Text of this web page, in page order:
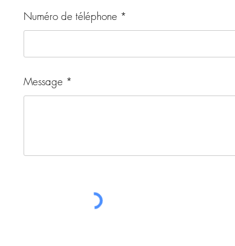
Numéro de téléphone
Message